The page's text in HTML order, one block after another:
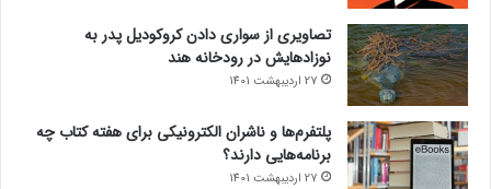
تصاویری از سواری دادن کروکودیل پدر به
نوزادهایش در رودخانه هند
27 اردیبهشت 1401
پلتفرم‌ها و ناشران الکترونیکی برای هفته کتاب چه
برنامه‌هایی دارند؟
27 اردیبهشت 1401